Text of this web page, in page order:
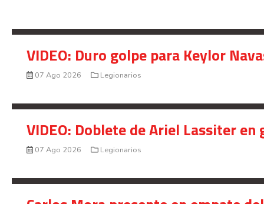
VIDEO: Duro golpe para Keylor
07 Ago 2026 Legionarios
VIDEO: Doblete de Ariel Lassiter
07 Ago 2026 Legionarios